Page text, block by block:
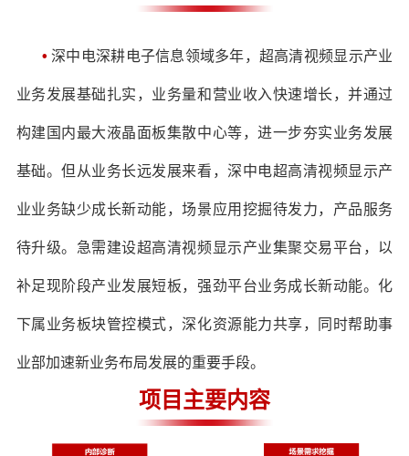
•深中电深耕电子信息领域多年，超高清视频显示产业
业务发展基础扎实，业务量和营业收入快速增长，并通过
构建国内最大液晶面板集散中心等，进一步夯实业务发展
基础。但从业务长远发展来看，深中电超高清视频显示产
业业务缺少成长新动能，场景应用挖掘待发力，产品服务
待升级。急需建设超高清视频显示产业集聚交易平台，以
补足现阶段产业发展短板，强劲平台业务成长新动能。化
下属业务板块管控模式，深化资源能力共享，同时帮助事
业部加速新业务布局发展的重要手段。
项目主要内容